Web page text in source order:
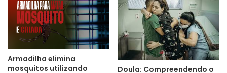
Armadilha elimina
mosquitos utilizando
Doula: Compreendendo o